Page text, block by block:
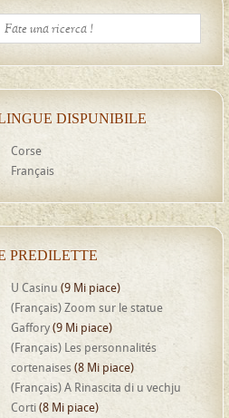
DISPUNIBILE
Corse
Français
PREDILETTE
U Casinu (9 Mi piace)
(Français) Zoom sur le statue
Gaffory(9 Mi piace)
(Français) Les personnalités
cortenaises (8 Mi piace)
(Français) A Rinascita di u vechju
Corti(8 Mi piace)